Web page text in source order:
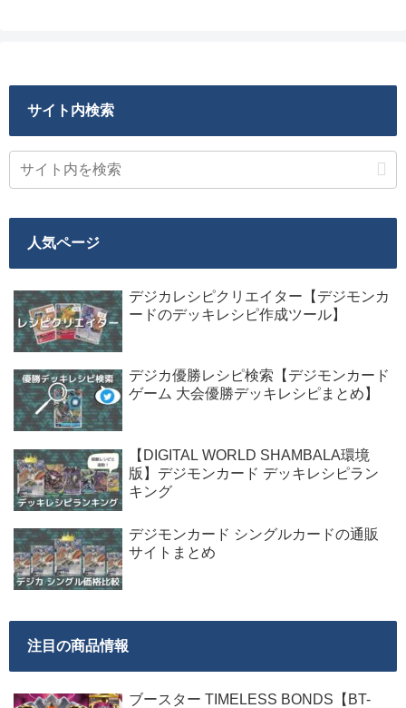
サイト内検索
人気ページ
デジカレシピクリエイター【デジモンカ
ードのデッキレシピ作成ツール】
デジカ優勝レシピ検索【デジモンカード
ゲーム 大会優勝デッキレシピまとめ】
【DIGITAL WORLD SHAMBALA環境
版】デジモンカード デッキレシピラン
キング
デジモンカード シングルカードの通販
サイトまとめ
注目の商品情報
ブースター TIMELESS BONDS【BT-